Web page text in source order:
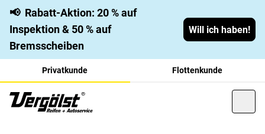
📢 Rabatt-Aktion: 20 % auf
Inspektion & 50 % auf
Bremsscheiben
Will ich haben!
Privatkunde Flottenkunde